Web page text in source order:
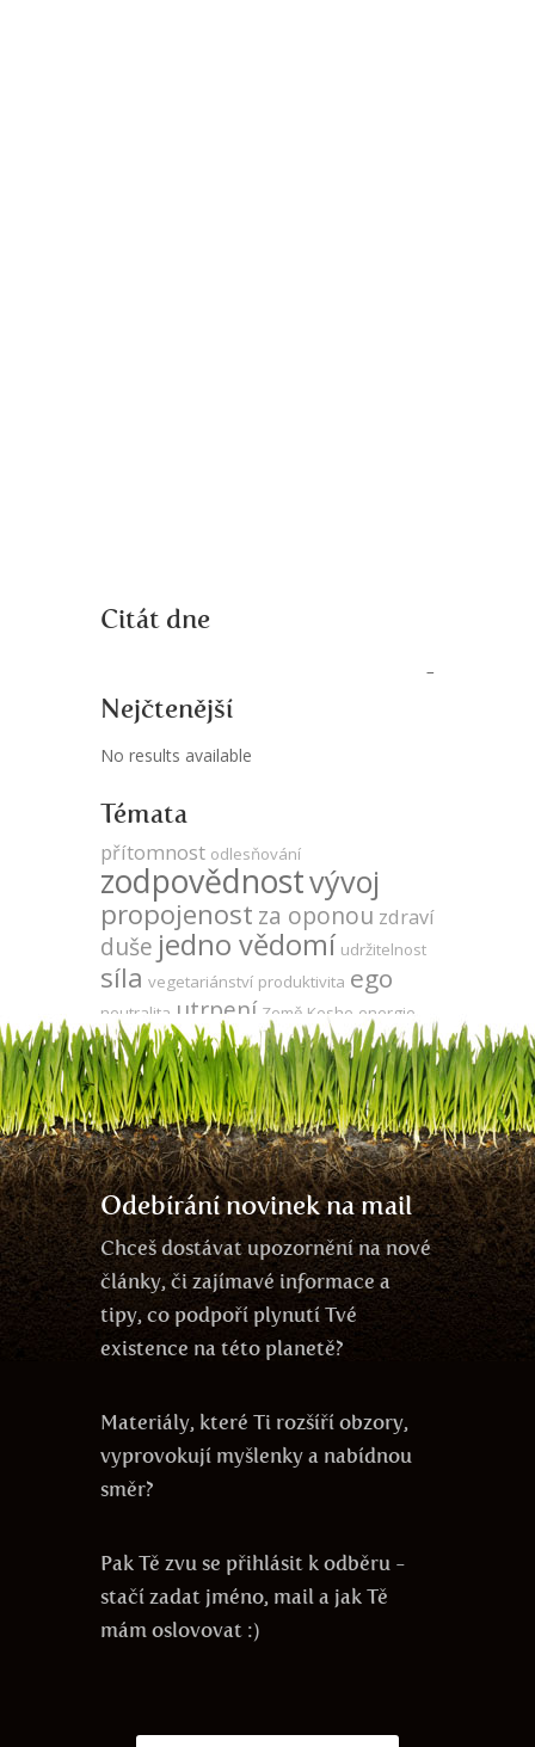
Citát dne
Nejčtenější
No results available
Témata
přítomnost odlesňování
zodpovědnostvývoj
propojenost za oponou zdraví
duše jedno vědomí udržitelnost
síla vegetariánství produktivita ego
neutralita utrpení Země Keshe energie
zdarma meditace DNA čas kooperace
energie strach gmo komunikace veganství
sója mysl agrese evoluce volná
energie Tesla láska léčení
Odebírání novinek na mail
Chceš dostávat upozornění na nové
články, či zajímavé informace a
tipy, co podpoří plynutí Tvé
existence na této planetě?
Materiály, které Ti rozšíří obzory,
vyprovokují myšlenky a nabídnou
směr?
Pak Tě zvu se přihlásit k odběru -
stačí zadat jméno, mail a jak Tě
mám oslovovat :)